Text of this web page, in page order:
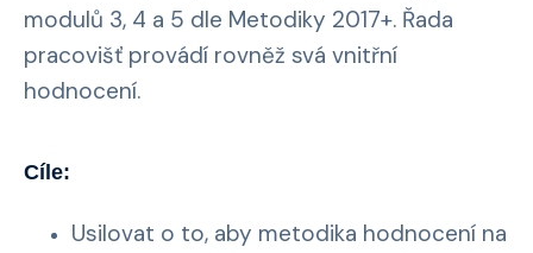
modulů 3, 4 a 5 dle Metodiky 2017+. Řada
pracovišť provádí rovněž svá vnitřní
hodnocení.
Cíle:
Usilovat o to, aby metodika hodnocení na